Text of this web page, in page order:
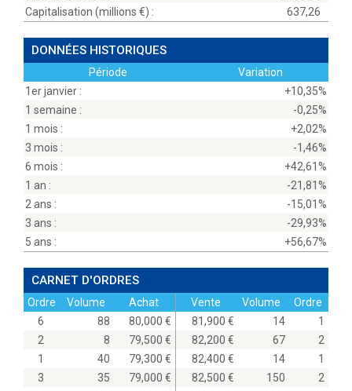
Capitalisation (millions
) : 637,26
DONNÉES HISTORIQUES
Période
Variation
1er janvier :
+10,35%
1 semaine :
-0,25%
1 mois :
+2,02%
3 mois :
-1,46%
6 mois :
+42,61%
1 an :
-21,81%
2 ans :
-15,01%
3 ans :
-29,93%
5 ans :
+56,67%
CARNET D'ORDRES
Ordre Volume
Achat
6
88
80,000
2
8
79,500
1
40
79,300
3
35
79,000
Vente Volume
Ordre
81,900
14
1
82,200
67
2
82,400
14
1
82,500
150
2